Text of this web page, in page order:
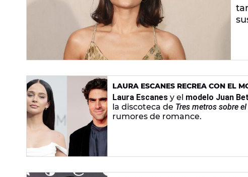
LAURA ESCANES RECREA CON EL
ESCENA DE 'TRES METROS SOBRE
Laura Escanes y el modelo Juan
la discoteca de Tres metros sobre
rumores de romance.